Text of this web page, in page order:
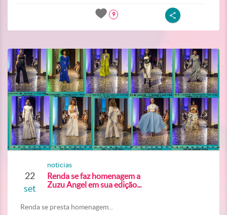
9
22
set
noticias
Renda se faz homenagem a
Zuzu Angel em sua edição...
Renda se presta homenagem...